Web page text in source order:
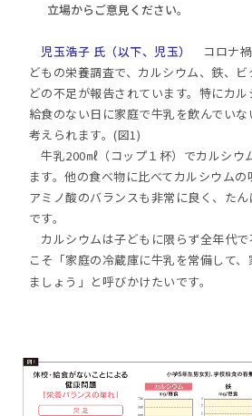
立場からご意見ください。
児玉浩子 氏（以下、児玉）
コロナ
どもの栄養調査で、カルシウム、鉄、
どの不足が報告されています。特にカル
給食のない日に家庭で牛乳を飲んでい
考えられます。(図1)
牛乳200㎖（コップ１杯）でカルシウ
ます。他の食べ物に比べてカルシウム
アミノ酸のバランスも非常に良く、た
です。
カルシウムは子どもに限らず全年代
こそ「家庭の冷蔵庫に牛乳を常備して
ましょう」と呼びかけたいです。